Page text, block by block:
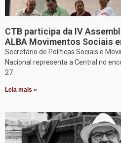
CTB participa da IV
ALBA Movimentos Sociais
Secretário de Políticas Sociais e
Nacional representa a Central no
27
Leia mais »